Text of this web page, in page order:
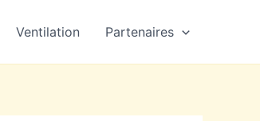
Ventilation Partenaires